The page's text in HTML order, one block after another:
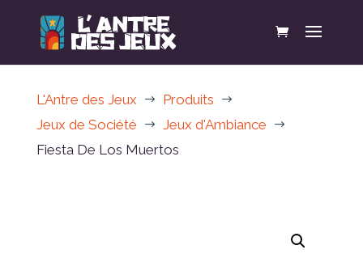
L'Antre des Jeux $ Produits $
Jeux de Société $ Jeux d'Ambiance $
Fiesta De Los Muertos